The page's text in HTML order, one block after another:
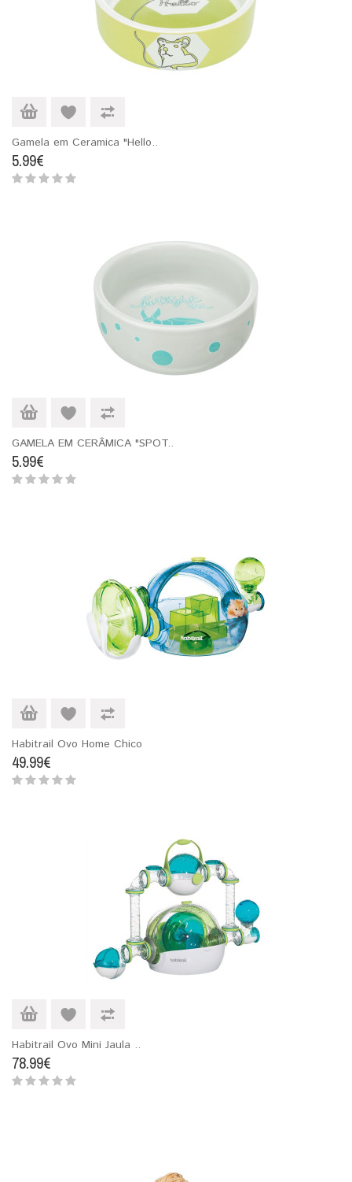
Gamela em Ceramica "Hello..
5.99€
GAMELA EM CERÂMICA "SPOT..
5.99€
Habitrail Ovo Home Chico
49.99€
Habitrail Ovo Mini Jaula ..
78.99€